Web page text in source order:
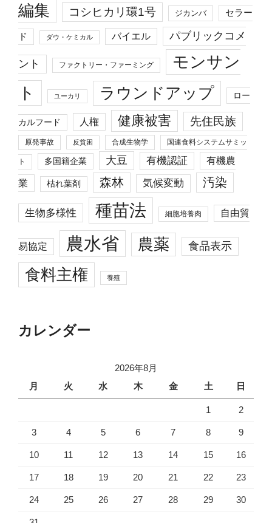
編集
コシヒカリ環1号 ジカンバ セラー
ド ダウ・ケミカル バイエル パブリックコメ
ント ファクトリー・ファーミング
モンサン
ト
ユーカリ ラウンドアップ ロー
カルフード 人権 健康被害 先住民族
原発事故 反貧困 合成生物学 国連食料システムサミッ
ト 多国籍企業 大豆 有機認証 有機農
業 枯れ葉剤 森林 気候変動 汚染
生物多様性 種苗法 細胞培養肉 自由貿
易協定 農水省 農薬 食品表示
食料主権 養殖
カレンダー
2026年8月
月
火 水 木 金 土 日
1 2
3 4 5 6 7 8 9
10 11 12 13 14 15 16
17 18 19 20 21 22 23
24 25 26 27 28 29 30